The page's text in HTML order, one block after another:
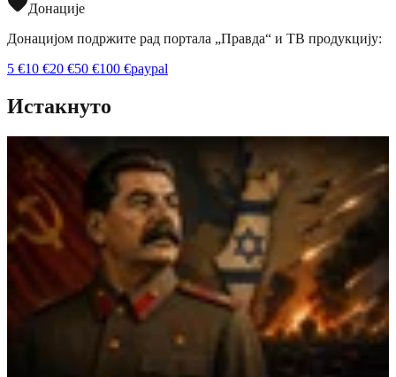
Донације
Донацијом подржите рад портала „Правда“ и ТВ продукцију:
5 €10 €20 €50 €100 €paypal
Истакнуто